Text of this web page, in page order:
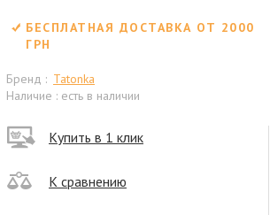
БЕСПЛАТНАЯ ДОСТАВКА ОТ 2000
ГРН
Бренд : Tatonka
Наличие : есть в наличии
Купить в 1 клик
К сравнению